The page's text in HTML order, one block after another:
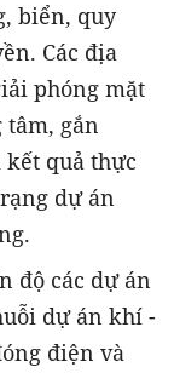
biển, quy
Các địa
phóng mặt
gắn
quả thực
dự án
độ các dự án
dự án khí -
điện và